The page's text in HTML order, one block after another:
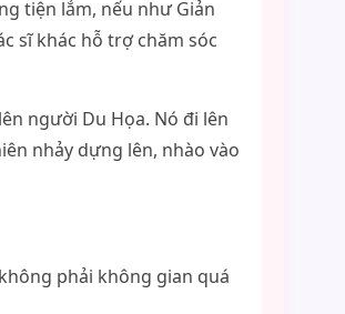
tiện lắm, nếu như Giản
sĩ khác hỗ trợ chăm sóc
người Du Họa. Nó đi lên
nhảy dựng lên, nhào vào
phải không gian quá